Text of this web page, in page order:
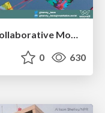
0 630